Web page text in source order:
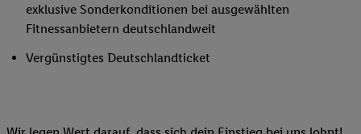
exklusive Sonderkonditionen bei ausgewählten
Fitnessanbietern deutschlandweit
Vergünstigtes Deutschlandticket